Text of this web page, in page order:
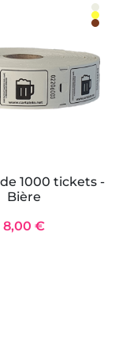
1000 tickets -
Bière
8,00 €